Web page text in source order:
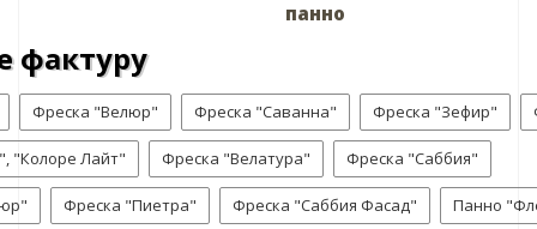
панно
фактуру
Фреска "Велюр" Фреска "Саванна" Фреска "Зефир"
"Колоре Лайт" Фреска "Велатура" Фреска "Саббия"
Фреска "Пиетра" Фреска "Саббия Фасад" Панно